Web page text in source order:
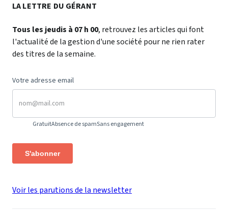
LA LETTRE DU GÉRANT
Tous les jeudis à 07 h 00, retrouvez les articles qui font
l'actualité de la gestion d'une société pour ne rien rater
des titres de la semaine.
Votre adresse email
GratuitAbsence de spamSans engagement
S'abonner
Voir les parutions de la newsletter